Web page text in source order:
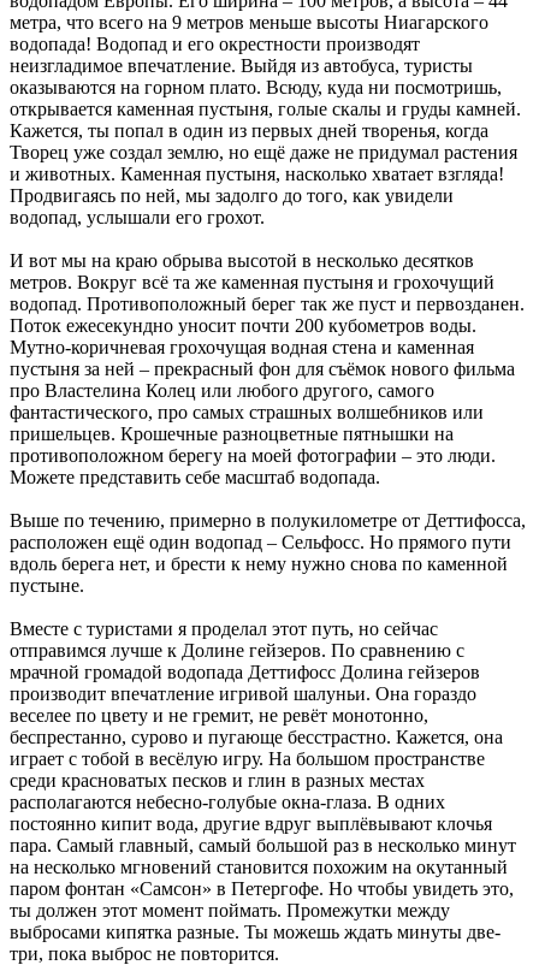
метра, что всего на 9 метров меньше высоты Ниагарского
водопада! Водопад и его окрестности производят
неизгладимое впечатление. Выйдя из автобуса, туристы
оказываются на горном плато. Всюду, куда ни посмотришь,
открывается каменная пустыня, голые скалы и груды камней.
Кажется, ты попал в один из первых дней творенья, когда
Творец уже создал землю, но ещё даже не придумал растения
и животных. Каменная пустыня, насколько хватает взгляда!
Продвигаясь по ней, мы задолго до того, как увидели
водопад, услышали его грохот.
И вот мы на краю обрыва высотой в несколько десятков
метров. Вокруг всё та же каменная пустыня и грохочущий
водопад. Противоположный берег так же пуст и первозданен.
Поток ежесекундно уносит почти 200 кубометров воды.
Мутно-коричневая грохочущая водная стена и каменная
пустыня за ней – прекрасный фон для съёмок нового фильма
про Властелина Колец или любого другого, самого
фантастического, про самых страшных волшебников или
пришельцев. Крошечные разноцветные пятнышки на
противоположном берегу на моей фотографии – это люди.
Можете представить себе масштаб водопада.
Выше по течению, примерно в полукилометре от Деттифосса,
расположен ещё один водопад – Сельфосс. Но прямого пути
вдоль берега нет, и брести к нему нужно снова по каменной
пустыне.
Вместе с туристами я проделал этот путь, но сейчас
отправимся лучше к Долине гейзеров. По сравнению с
мрачной громадой водопада Деттифосс Долина гейзеров
производит впечатление игривой шалуньи. Она гораздо
веселее по цвету и не гремит, не ревёт монотонно,
беспрестанно, сурово и пугающе бесстрастно. Кажется, она
играет с тобой в весёлую игру. На большом пространстве
среди красноватых песков и глин в разных местах
располагаются небесно-голубые окна-глаза. В одних
постоянно кипит вода, другие вдруг выплёвывают клочья
пара. Самый главный, самый большой раз в несколько минут
на несколько мгновений становится похожим на окутанный
паром фонтан «Самсон» в Петергофе. Но чтобы увидеть это,
ты должен этот момент поймать. Промежутки между
выбросами кипятка разные. Ты можешь ждать минуты две-
три, пока выброс не повторится.